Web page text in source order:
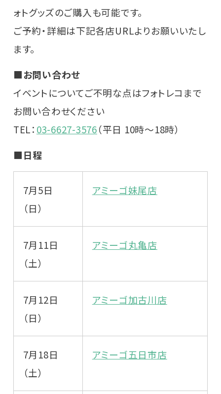
ォトグッズのご購入も可能です。
ご予約・詳細は下記各店URLよりお願いいたし
ます。
■お問い合わせ
イベントについてご不明な点はフォトレコまで
お問い合わせください
TEL： 03-6627-3576（平日 10時～18時）
■日程
7月5日
（日）
アミーゴ妹尾店
7月11日
（土）
アミーゴ丸亀店
7月12日
（日）
アミーゴ加古川店
7月18日
（土）
アミーゴ五日市店